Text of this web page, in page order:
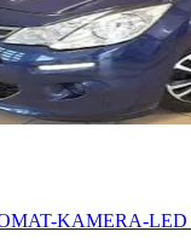
KAMERA-